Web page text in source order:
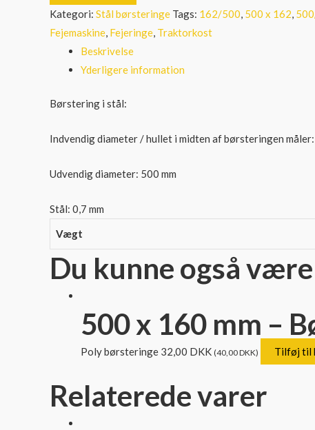
antal
Kategori: Stål børsteringe Tags: 162/500, 500 x 162,
Fejemaskine, Fejeringe, Traktorkost
Beskrivelse
Yderligere information
Børstering i stål:
Indvendig diameter / hullet i midten af børsteringen måler:
Udvendig diameter: 500 mm
Stål: 0,7 mm
Vægt
Du kunne også
500 x 160 mm –
Poly børsteringe 32,00 DKK (40,00DKK) Tilføj til
Relaterede varer